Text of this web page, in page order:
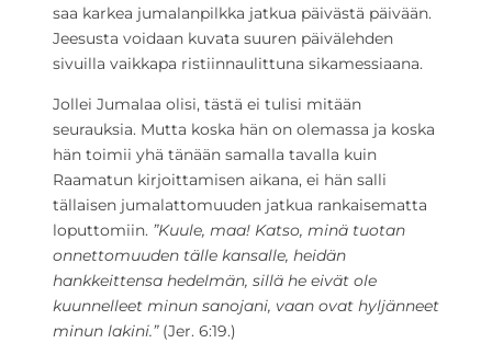
saa karkea jumalanpilkka jatkua päivästä päivään.
Jeesusta voidaan kuvata suuren päivälehden
sivuilla vaikkapa ristiinnaulittuna sikamessiaana.
Jollei Jumalaa olisi, tästä ei tulisi mitään
seurauksia. Mutta koska hän on olemassa ja koska
hän toimii yhä tänään samalla tavalla kuin
Raamatun kirjoittamisen aikana, ei hän salli
tällaisen jumalattomuuden jatkua rankaisematta
loputtomiin. ”Kuule, maa! Katso, minä tuotan
onnettomuuden tälle kansalle, heidän
hankkeittensa hedelmän, sillä he eivät ole
kuunnelleet minun sanojani, vaan ovat hyljänneet
minun lakini.”(Jer. 6:19.)